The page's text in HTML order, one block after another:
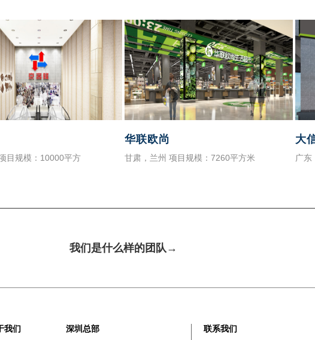
目规模：10000平方
华联欧尚
甘肃，兰州 项目规模：7260平方米
大
广东
我们是什么样的团队→
我们
深圳总部
联系我们